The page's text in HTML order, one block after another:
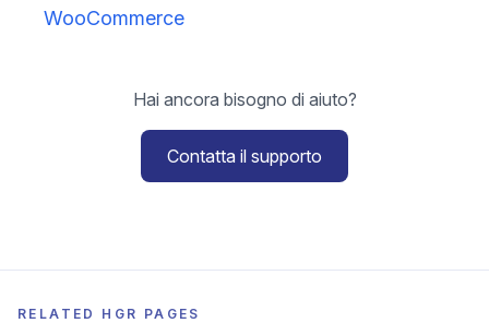
WooCommerce
Hai ancora bisogno di aiuto?
Contatta il supporto
RELATED HGR PAGES